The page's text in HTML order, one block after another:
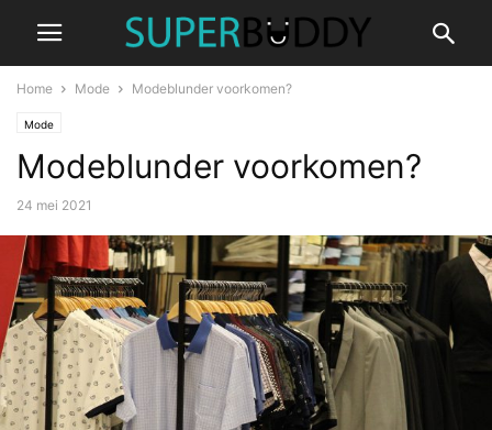
Home Mode Modeblunder voorkomen?
Mode
Modeblunder voorkomen?
24 mei 2021